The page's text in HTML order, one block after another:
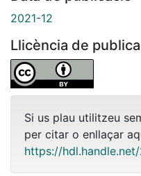
2021-12
Llicència de
Si us plau utilitzeu
per citar o enllaçar
https://